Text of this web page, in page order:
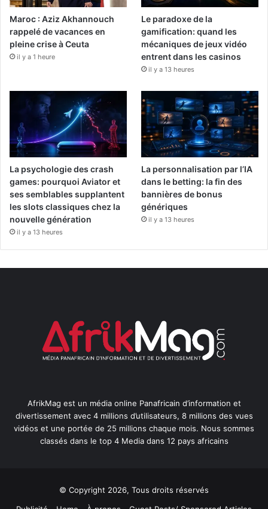
Maroc : Aziz Akhannouch
rappelé de vacances en
pleine crise à Ceuta
il y a 1 heure
Le paradoxe de la
gamification: quand les
mécaniques de jeux vidéo
entrent dans les casinos
il y a 13 heures
La psychologie des crash
games: pourquoi Aviator et
ses semblables supplantent
les slots classiques chez la
nouvelle génération
il y a 13 heures
La personnalisation par l’IA
dans le betting: la fin des
bannières de bonus
génériques
il y a 13 heures
AfrikMag est un média online Panafricain d’information et
divertissement avec 4 millions d’utilisateurs, 8 millions des vues
vidéos et une portée de 25 millions chaque mois. Nous sommes
classés dans le top 4 Media dans 12 pays africains
© Copyright 2026, Tous droits réservés